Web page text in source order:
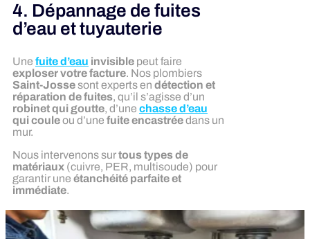
4. Dépannage de fuites
d’eau et tuyauterie
Une fuite d’eau invisible peut faire
exploser votre facture. Nos plombiers
Saint-Jossesont experts en détection et
réparation de fuites, qu’il s’agisse d’un
robinet qui goutte, d’une chasse d’eau
qui couleou d’une fuite encastréedans un
mur.
Nous intervenons surtous types de
matériaux (cuivre, PER, multisoude) pour
garantir une étanchéité parfaite et
immédiate.